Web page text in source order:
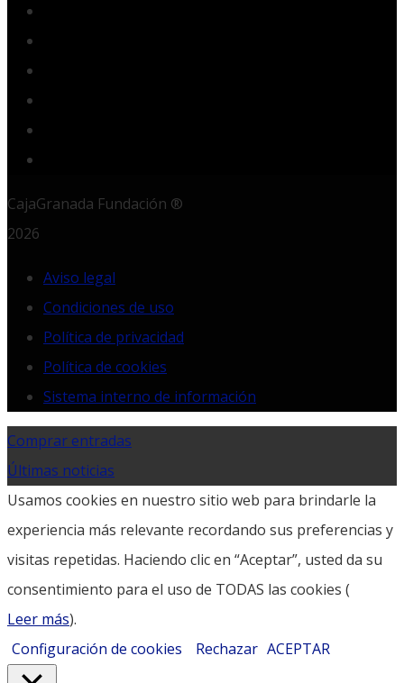
CajaGranada Fundación ®
2026
Aviso legal
Condiciones de uso
Política de privacidad
Política de cookies
Sistema interno de información
Comprar entradas
Últimas noticias
Usamos cookies en nuestro sitio web para brindarle la
experiencia más relevante recordando sus preferencias y
visitas repetidas. Haciendo clic en “Aceptar”, usted da su
consentimiento para el uso de TODAS las cookies (
Leer más).
Configuración de cookies
Rechazar ACEPTAR